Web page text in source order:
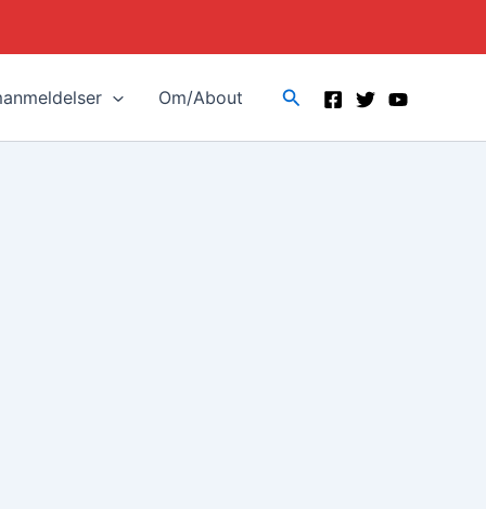
Om/About Search